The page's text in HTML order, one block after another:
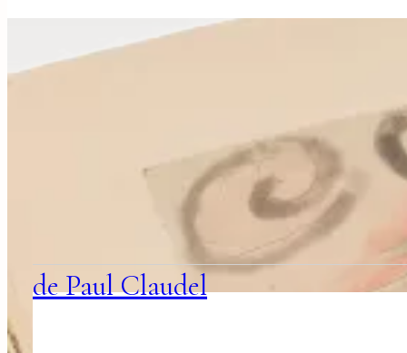
suggestions
associées
de Paul Claudel